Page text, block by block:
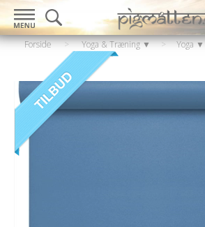
Forside > Yoga & Træning ▼ > Yoga ▼